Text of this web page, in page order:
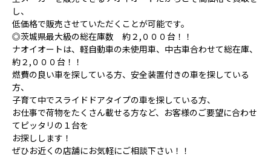
し、
低価格で販売させていただくことが可能です。
◎茨城県最大級の総在庫数 約２,０００台！！
ナオイオートは、軽自動車の未使用車、中古車合わせて総在庫、
約２,０００台！！
燃費の良い車を探している方、安全装置付きの車を探している
方、
子育て中でスライドドアタイプの車を探している方、
お仕事で荷物をたくさん載せる方など、お客様のご要望に合わせ
てピッタリの１台を
お探しします！
ぜひお近くの店舗にお気軽にご相談下さい！！